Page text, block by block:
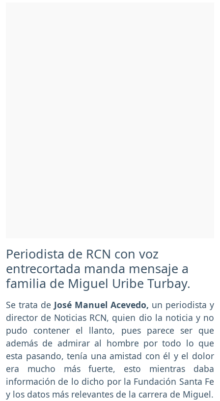
Periodista de RCN con voz
entrecortada manda mensaje a
familia de Miguel Uribe Turbay.
Se trata de José Manuel Acevedo, un periodista y
director de Noticias RCN, quien dio la noticia y no
pudo contener el llanto, pues parece ser que
además de admirar al hombre por todo lo que
esta pasando, tenía una amistad con él y el dolor
era mucho más fuerte, esto mientras daba
información de lo dicho por la Fundación Santa Fe
y los datos más relevantes de la carrera de Miguel.